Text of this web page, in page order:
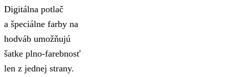
Digitálna potlač
a špeciálne farby na
hodváb umožňujú
šatke plno-farebnosť
len z jednej strany.